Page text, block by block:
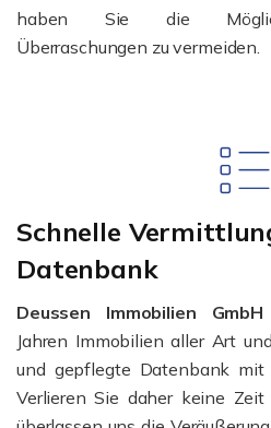
haben Sie die
Überraschungen zu vermeiden.
Schnelle
Datenbank
Deussen Immobilien GmbH
Jahren Immobilien aller Art
und gepflegte Datenbank mit
Verlieren Sie daher keine